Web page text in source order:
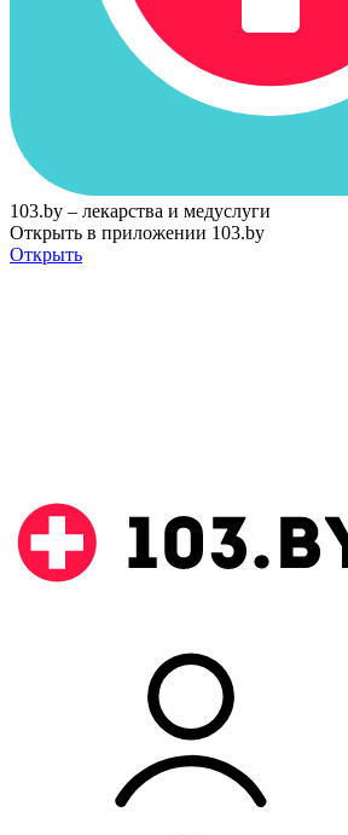
103.by – лекарства и медуслуги
Открыть в приложении 103.by
Открыть